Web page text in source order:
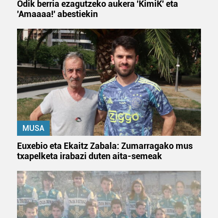
Odik berria ezagutzeko aukera 'KimiK' eta
'Amaaaa!' abestiekin
MUSA
Euxebio eta Ekaitz Zabala: Zumarragako mus
txapelketa irabazi duten aita-semeak